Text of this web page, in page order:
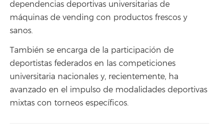
dependencias deportivas universitarias de
máquinas de vending con productos frescos y
sanos.
También se encarga de la participación de
deportistas federados en las competiciones
universitaria nacionales y, recientemente, ha
avanzado en el impulso de modalidades deportivas
mixtas con torneos específicos.